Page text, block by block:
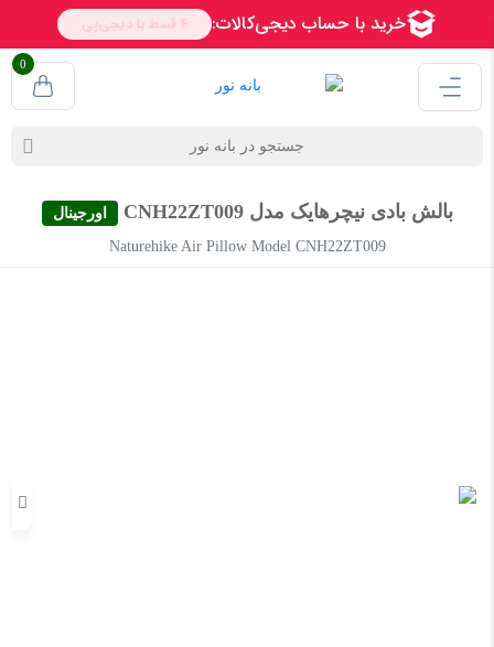
0
بالش بادی نیچرهایک مدل CNH22ZT009
اورجینال
Naturehike Air Pillow Model CNH22ZT009